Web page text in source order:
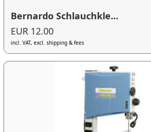
Bernardo Schlauchkle...
EUR 12.00
incl. VAT, excl. shipping & fees